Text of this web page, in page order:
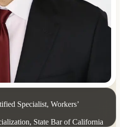
Specialist, Workers’
State Bar of California